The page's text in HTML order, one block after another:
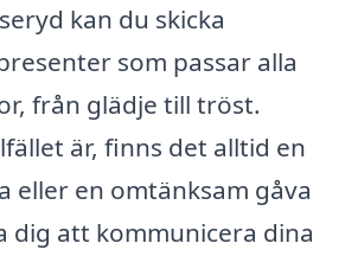
kan du skicka
som passar alla
från glädje till tröst.
är, finns det alltid en
eller en omtänksam gåva
dig att kommunicera dina